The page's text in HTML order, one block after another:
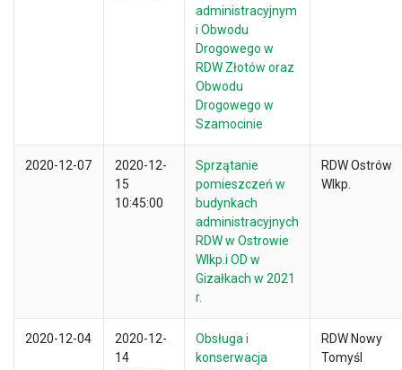
administracyjnym
i Obwodu
Drogowego w
RDW Złotów oraz
Obwodu
Drogowego w
Szamocinie
2020-12-07
2020-12-
15
10:45:00
Sprzątanie
pomieszczeń w
budynkach
administracyjnych
RDW w Ostrowie
Wlkp.i OD w
Gizałkach w 2021
r.
RDW Ostrów
Wlkp.
2020-12-04
2020-12-
14
Obsługa i
konserwacja
RDW Nowy
Tomyśl